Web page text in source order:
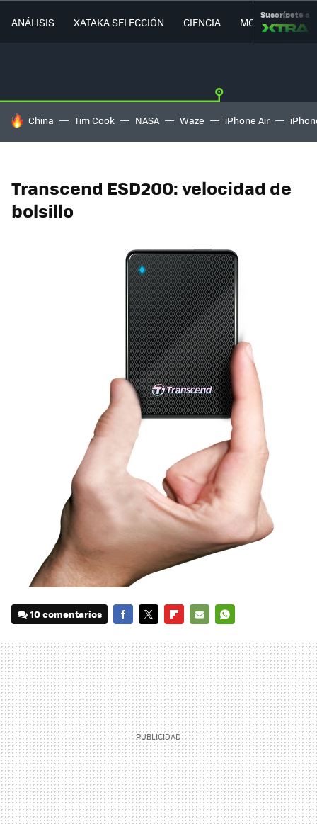
ANÁLISIS XATAKA SELECCIÓN CIENCIA MOVILIDAD
Suscríbete a
HOY SE HABLA DE
China Tim Cook NASA Waze iPhone Air
Transcend ESD200: velocidad de
bolsillo
10 comentarios
MAIL